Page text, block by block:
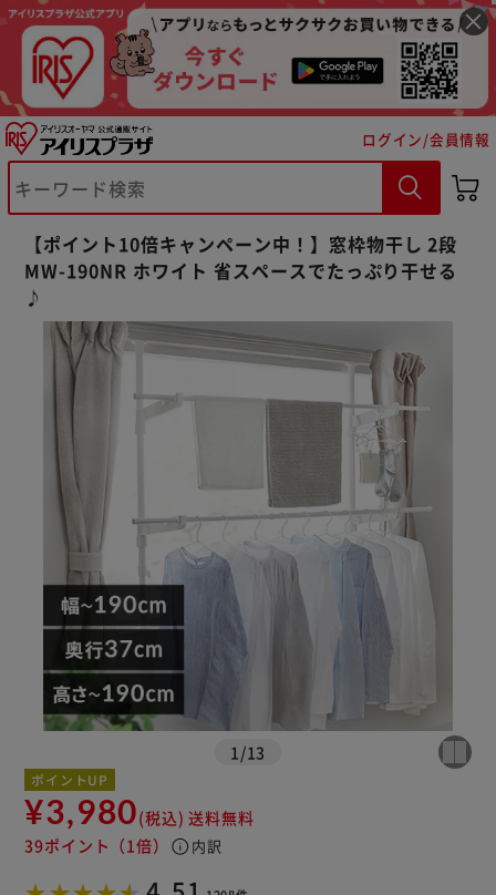
ログイン/会員情報
【ポイント10倍キャンペーン中！】窓枠物干し 2段
MW-190NR ホワイト 省スペースでたっぷり干せる
♪
1 /13
ポイントUP
¥3,980(税込) 送料無料
39ポイント （1倍） info 内訳
※ご確認ください
カートに入れる